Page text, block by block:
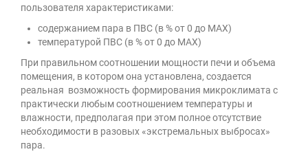
пользователя характеристиками:
содержанием пара в ПВС (в % от 0 до MAX)
температурой ПВС (в % от 0 до MAX)
При правильном соотношении мощности печи и объема
помещения, в котором она установлена, создается
реальная возможность формирования микроклимата с
практически любым соотношением температуры и
влажности, предполагая при этом полное отсутствие
необходимости в разовых «экстремальных выбросах»
пара.